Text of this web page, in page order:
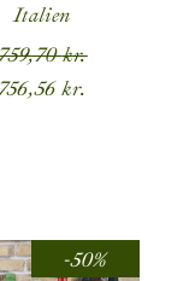
Italien
kr.
kr.
-50%